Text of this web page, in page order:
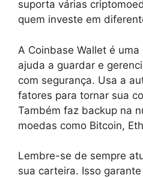
suporta várias
quem investe em
A Coinbase Wallet é uma
ajuda a guardar e
com segurança. Usa a
fatores para tornar sua
Também faz backup na
moedas como Bitcoin,
Lembre-se de sempre
sua carteira. Isso